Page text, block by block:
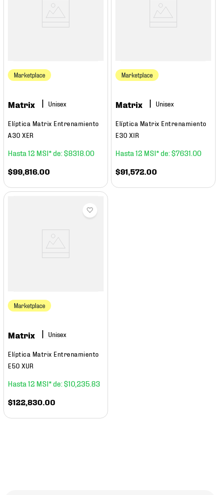
Marketplace
Matrix
Elíptica Matrix Entrenamiento
A30 XER
12 $8318 00
$99,816.00
Marketplace
Matrix
Elíptica Matrix Entrenamiento
E30 XIR
12 $7631 00
$91,572.00
Marketplace
Matrix
Elíptica Matrix Entrenamiento
E50 XUR
12 $10 235.83
$122,830.00